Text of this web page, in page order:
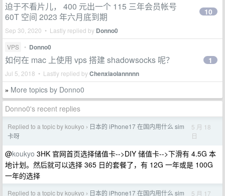
迫于不看片儿， 400 元出一个 115 三年会员帐号
60T 空间 2023 年六月底到期
Sep 30, 2020 • Lastly replied by Donno0
10
VPS • Donno0
如何在 mac 上使用 vps 搭建 shadowsocks 呢？
Jul 5, 2018 • Lastly replied byChenxiaolannnnn
1
» More topics by Donno0
Donno0's recent replies
Replied to a topic by koukyo › 日本的 iPhone17 在国内用什么 sim
卡呀
5 月 18
日
@koukyo 3HK 官网首页选择储值卡-->DIY 储值卡-->下滑有 4.5G 本
地计划。然后就可以选择 365 日的套餐了，有 12G 一年或是 100G
一年的选择
Replied to a topic by koukyo › 日本的 iPhone17 在国内用什么 sim 5 月 17